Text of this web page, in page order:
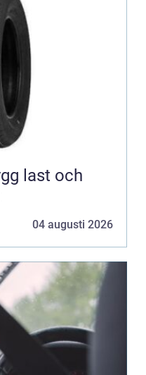
04 augusti 2026